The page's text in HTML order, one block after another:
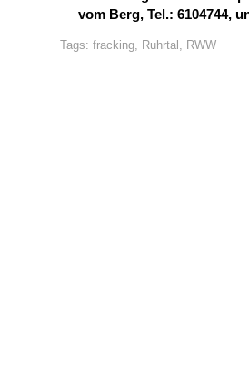
vom Berg, Tel.: 6104744,
Tags: fracking, Ruhrtal , RWW